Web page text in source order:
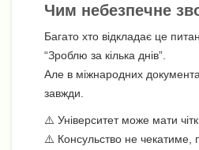
Чим небезпечне
Багато хто відкладає це
“Зроблю за кілька днів”.
Але в міжнародних
завжди.
⚠️ Університет може мати
⚠️ Консульство не чекатиме,